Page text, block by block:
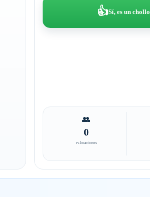
👍Sí, es un chollo
👥
0
valoraciones